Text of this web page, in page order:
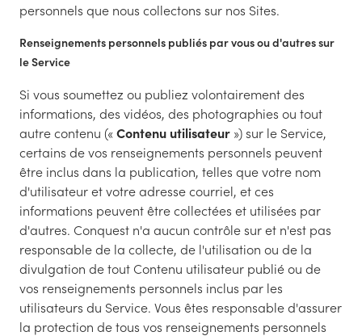
personnels que nous collectons sur nos Sites.
Renseignements personnels publiés par vous ou d'autres sur
le Service
Si vous soumettez ou publiez volontairement des
informations, des vidéos, des photographies ou tout
autre contenu («Contenu utilisateur ») sur le Service,
certains de vos renseignements personnels peuvent
être inclus dans la publication, telles que votre nom
d'utilisateur et votre adresse courriel, et ces
informations peuvent être collectées et utilisées par
d'autres. Conquest n'a aucun contrôle sur et n'est pas
responsable de la collecte, de l'utilisation ou de la
divulgation de tout Contenu utilisateur publié ou de
vos renseignements personnels inclus par les
utilisateurs du Service. Vous êtes responsable d'assurer
la protection de tous vos renseignements personnels